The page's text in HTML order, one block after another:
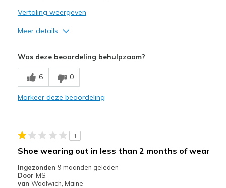
Vertaling weergeven
Meer details
Comfortable
Beste toepassingen
Width
Was deze beoordeling behulpzaam?
6 0
Markeer deze beoordeling
1
Shoe wearing out in less than 2 months of wear
Ingezonden 9 maanden geleden
Door MS
van Woolwich, Maine